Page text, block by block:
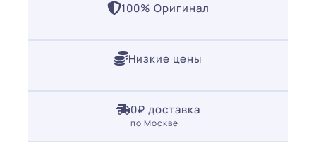
100% Оригинал
Низкие цены
0₽ доставка
по Москве